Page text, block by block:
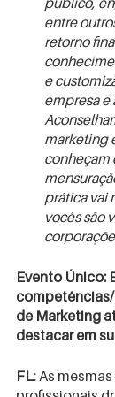
entre
retorno
e
empresa e
marketing
conheçam
prática vai
vocês são
Evento Único:
de Marketing
destacar em
FL: As